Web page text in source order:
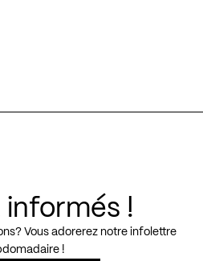
informés !
Vous adorerez notre infolettre
!